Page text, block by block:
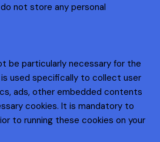
not store any personal
be particularly necessary for the
used specifically to collect user
ads, other embedded contents
cookies. It is mandatory to
to running these cookies on your